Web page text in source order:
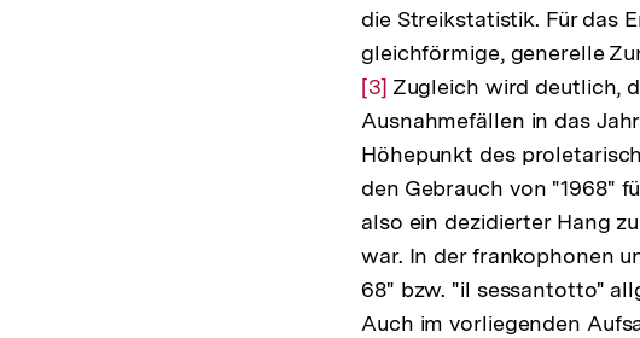
die Streikstatistik. Für das
gleichförmige, generelle
[3] Zugleich wird deutlich,
Ausnahmefällen in das
Höhepunkt des
den Gebrauch von "1968"
also ein dezidierter Hang
war. In der frankophonen
68" bzw. "il sessantotto"
Auch im vorliegenden